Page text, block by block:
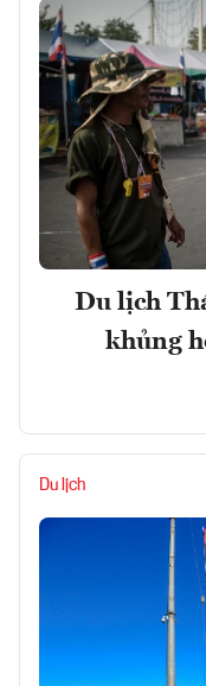
Du lịch
khủng
Du lịch